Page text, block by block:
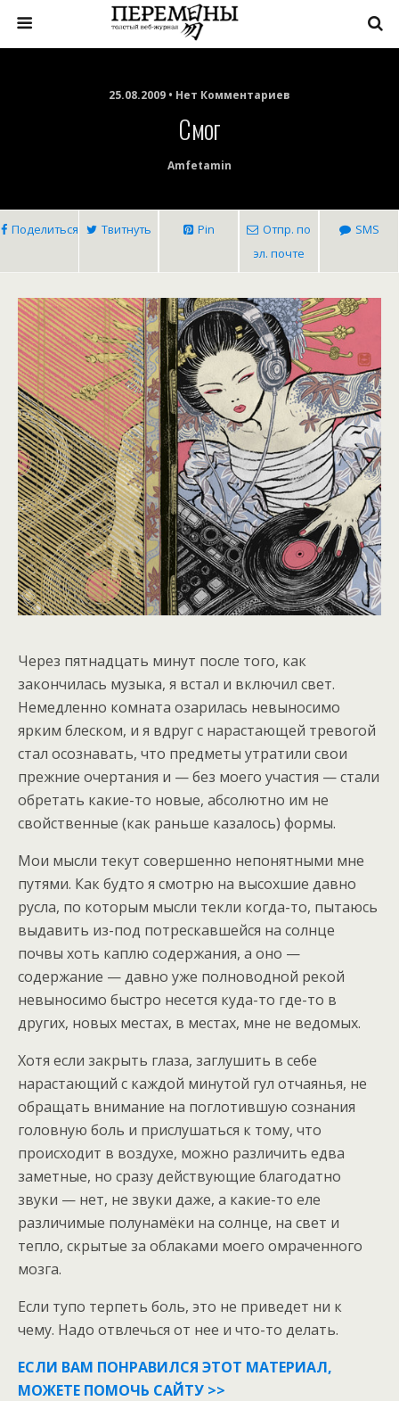
25.08.2009 • Нет Комментариев
Смог
Amfetamin
Поделиться Твитнуть Pin
Отпр. по
эл. почте
SMS
Через пятнадцать минут после того, как
закончилась музыка, я встал и включил свет.
Немедленно комната озарилась невыносимо
ярким блеском, и я вдруг с нарастающей тревогой
стал осознавать, что предметы утратили свои
прежние очертания и — без моего участия — стали
обретать какие-то новые, абсолютно им не
свойственные (как раньше казалось) формы.
Мои мысли текут совершенно непонятными мне
путями. Как будто я смотрю на высохшие давно
русла, по которым мысли текли когда-то, пытаюсь
выдавить из-под потрескавшейся на солнце
почвы хоть каплю содержания, а оно —
содержание — давно уже полноводной рекой
невыносимо быстро несется куда-то где-то в
других, новых местах, в местах, мне не ведомых.
Хотя если закрыть глаза, заглушить в себе
нарастающий с каждой минутой гул отчаянья, не
обращать внимание на поглотившую сознания
головную боль и прислушаться к тому, что
происходит в воздухе, можно различить едва
заметные, но сразу действующие благодатно
звуки — нет, не звуки даже, а какие-то еле
различимые полунамёки на солнце, на свет и
тепло, скрытые за облаками моего омраченного
мозга.
Если тупо терпеть боль, это не приведет ни к
чему. Надо отвлечься от нее и что-то делать.
ЕСЛИ ВАМ ПОНРАВИЛСЯ ЭТОТ МАТЕРИАЛ,
МОЖЕТЕ ПОМОЧЬ САЙТУ >>